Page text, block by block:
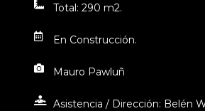
Total: 290 m2.
En Construcción.
Mauro Pawluñ
Asistencia / Dirección: Belén